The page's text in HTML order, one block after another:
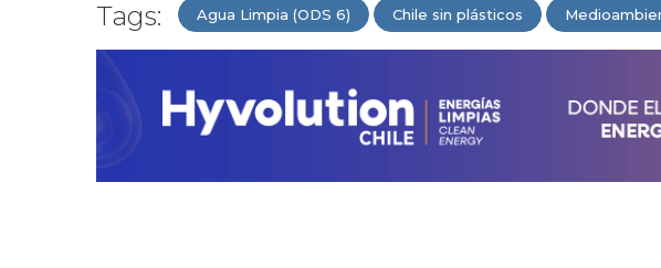
Tags: Agua Limpia (ODS 6) Chile sin plásticos